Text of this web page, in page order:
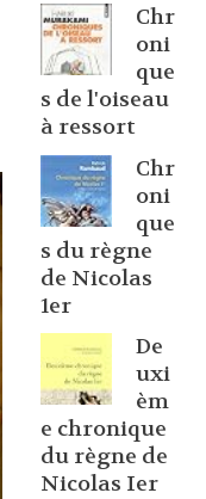
Chr
oni
que
s de l'oiseau
à ressort
Chr
oni
que
s du règne
de Nicolas
1er
De
uxi
èm
e chronique
du règne de
Nicolas Ier